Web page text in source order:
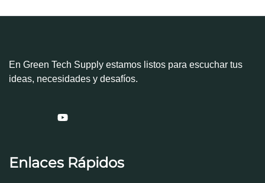
En Green Tech Supply estamos listos para escuchar tus
ideas, necesidades y desafíos.
Enlaces Rápidos